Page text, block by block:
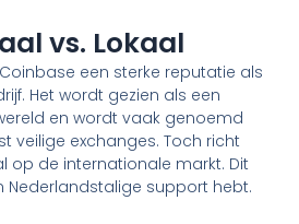
vs. Lokaal
een sterke reputatie als
Het wordt gezien als een
en wordt vaak genoemd
veilige exchanges. Toch richt
op de internationale markt. Dit
Nederlandstalige support hebt.